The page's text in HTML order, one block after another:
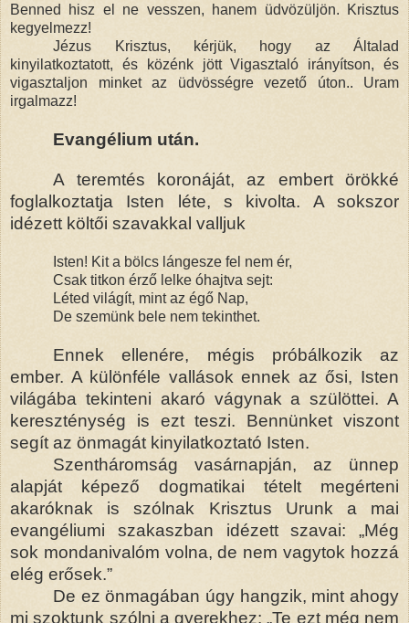
Benned hisz el ne vesszen, hanem üdvözüljön. Krisztus
kegyelmezz!
Jézus Krisztus, kérjük, hogy az Általad
kinyilatkoztatott, és közénk jött Vigasztaló irányítson, és
vigasztaljon minket az üdvösségre vezető úton.. Uram
irgalmazz!
Evangélium után.
A teremtés koronáját, az embert örökké
foglalkoztatja Isten léte, s kivolta. A sokszor
idézett költői szavakkal valljuk
Isten! Kit a bölcs lángesze fel nem ér,
Csak titkon érző lelke óhajtva sejt:
Léted világít, mint az égő Nap,
De szemünk bele nem tekinthet.
Ennek ellenére, mégis próbálkozik az
ember. A különféle vallások ennek az ősi, Isten
világába tekinteni akaró vágynak a szülöttei. A
kereszténység is ezt teszi. Bennünket viszont
segít az önmagát kinyilatkoztató Isten.
Szentháromság vasárnapján, az ünnep
alapját képező dogmatikai tételt megérteni
akaróknak is szólnak Krisztus Urunk a mai
evangéliumi szakaszban idézett szavai: „Még
sok mondanivalóm volna, de nem vagytok hozzá
elég erősek.”
De ez önmagában úgy hangzik, mint ahogy
mi szoktunk szólni a gyerekhez: „Te ezt még nem